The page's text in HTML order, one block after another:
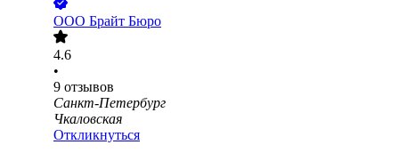
ООО Брайт Бюро
4.6
•
9 отзывов
Санкт-Петербург
Чкаловская
Откликнуться